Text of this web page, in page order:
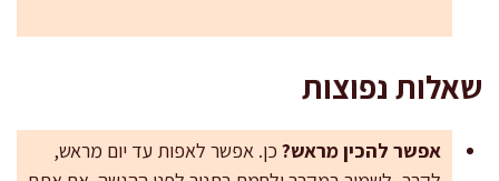
שאלות נפוצות
אפשר להכין מראש? כן. אפשר לאפות עד יום מראש,